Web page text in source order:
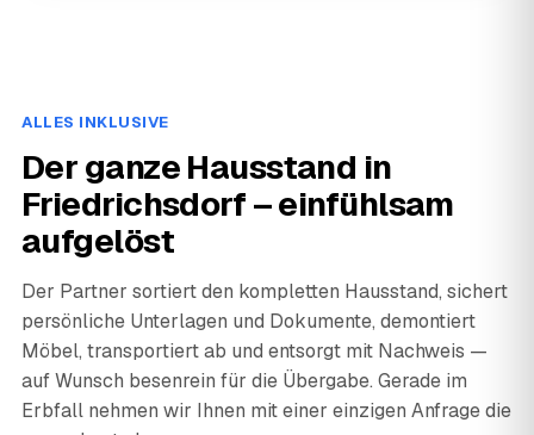
ALLES INKLUSIVE
Der ganze Hausstand in
Friedrichsdorf – einfühlsam
aufgelöst
Der Partner sortiert den kompletten Hausstand, sichert
persönliche Unterlagen und Dokumente, demontiert
Möbel, transportiert ab und entsorgt mit Nachweis —
auf Wunsch besenrein für die Übergabe. Gerade im
Erbfall nehmen wir Ihnen mit einer einzigen Anfrage die